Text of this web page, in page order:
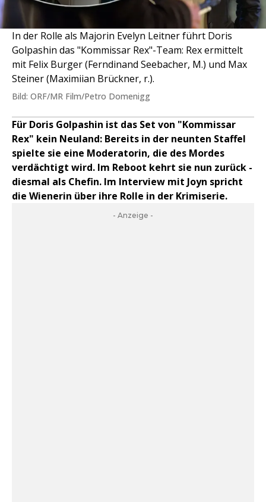
In der Rolle als Majorin Evelyn Leitner führt Doris
Golpashin das "Kommissar Rex"-Team: Rex ermittelt
mit Felix Burger (Ferndinand Seebacher, M.) und Max
Steiner (Maximiian Brückner, r.).
Bild: ORF/MR Film/Petro Domenigg
Für Doris Golpashin ist das Set von "Kommissar
Rex" kein Neuland: Bereits in der neunten Staffel
spielte sie eine Moderatorin, die des Mordes
verdächtigt wird. Im Reboot kehrt sie nun zurück -
diesmal als Chefin. Im Interview mit Joyn spricht
die Wienerin über ihre Rolle in der Krimiserie.
- Anzeige -